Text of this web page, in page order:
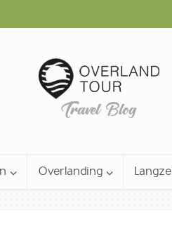
Travel Blog
Overlanding